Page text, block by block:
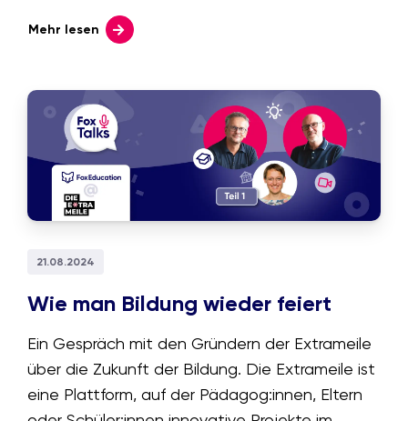
Sie das fragile Gebäude der
Elternkommunikation auf ein stabiles
Mehr lesen
21.08.2024
Wie man Bildung wieder feiert
Ein Gespräch mit den Gründern der Extrameile
über die Zukunft der Bildung. Die Extrameile ist
eine Plattform, auf der Pädagog:innen, Eltern